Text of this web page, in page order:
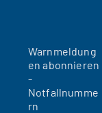
Warnmeldung
en abonnieren
-
Notfallnumme
rn